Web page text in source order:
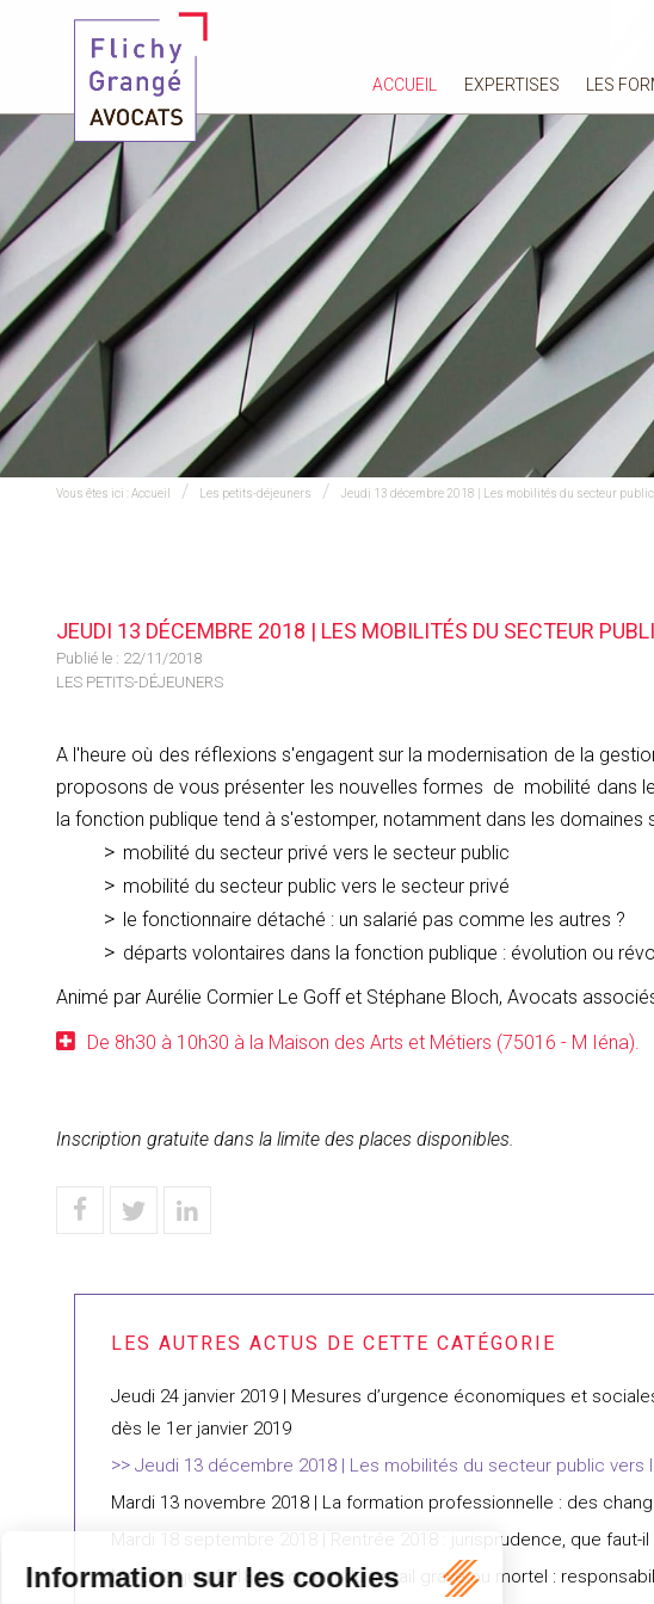
ACCUEIL EXPERTISES LES
Vous êtes ici :Accueil Les petits-déjeuners Jeudi 13 décembre 2018 | Les mobilités du secteur
JEUDI 13 DÉCEMBRE 2018 | LES MOBILITÉS DU SECTEUR
Publié le : 22/11/2018
LES PETITS-DÉJEUNERS
A l'heure où des réflexions s'engagent sur la modernisation de la
proposons de vous présenter les nouvelles formes de mobilité dans
la fonction publique tend à s'estomper, notamment dans les domaines
mobilité du secteur privé vers le secteur public
mobilité du secteur public vers le secteur privé
le fonctionnaire détaché : un salarié pas comme les autres ?
départs volontaires dans la fonction publique : évolution ou
Animé par Aurélie Cormier Le Goff et Stéphane Bloch, Avocats
De 8h30 à 10h30 à la Maison des Arts et Métiers (75016 - M Iéna).
Inscription gratuite dans la limite des places disponibles.
Jeudi 24 janvier 2019 | Mesures d’urgence économiques et
dès le 1er janvier 2019
Jeudi 13 décembre 2018 | Les mobilités du secteur public
Mardi 13 novembre 2018 | La formation professionnelle : des
Mardi 18 septembre 2018 | Rentrée 2018 : jurisprudence, que faut-il
Mardi 26 juin 2018 | Accident du travail grave ou mortel :